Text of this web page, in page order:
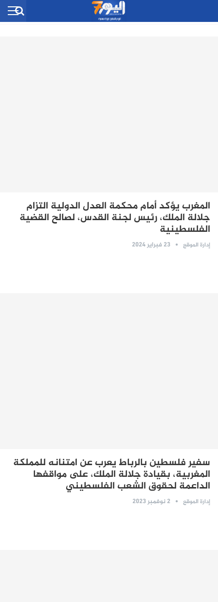
المغرب يؤكد أمام محكمة العدل الدولية التزام
جلالة الملك، رئيس لجنة القدس، لصالح القضية
الفلسطينية
إدارة الموقع 23 فبراير 2024
سفير فلسطين بالرباط يعرب عن امتنانه للمملكة
المغربية، بقيادة جلالة الملك، على مواقفها
الداعمة لحقوق الشعب الفلسطيني
إدارة الموقع 2 نوفمبر 2023